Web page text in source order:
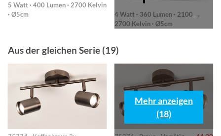
5 Watt · 400 Lumen · 2700 Kelvin
· Ø5cm
4 Watt · 360 Lumen · 2100 →
2700 Kelvin · Ø5cm
Aus der gleichen Serie (19)
Mehr anzeigen
(18)